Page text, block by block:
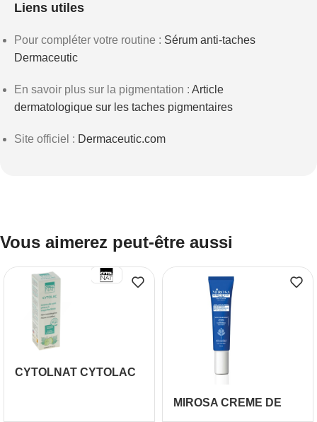
Liens utiles
Pour compléter votre routine : Sérum anti-taches
Dermaceutic
En savoir plus sur la pigmentation : Article
dermatologique sur les taches pigmentaires
Site officiel : Dermaceutic.com
Vous aimerez peut-être aussi
CYTOLNAT CYTOLAC
IMPERFECTIONS 50ML
MIROSA CREME DE